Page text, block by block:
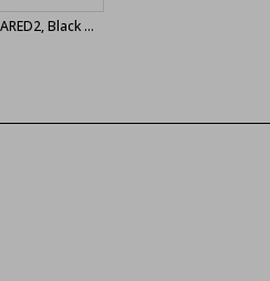
Bermude DSQUARED2, Black Fog Wash Marine Shorts